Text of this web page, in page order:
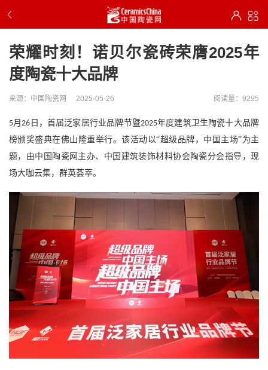
荣耀时刻！诺贝尔瓷砖荣膺2025年
度陶瓷十大品牌
来源：中国陶瓷网 2025-05-26 阅读量：9295
5月26 日，首届泛家居行业品牌节暨2025年度建筑卫生陶瓷十大品牌
榜颁奖盛典在佛山隆重举行。该活动以“超级品牌，中国主场”为主
题， 由中国陶瓷网主办、中国建筑装饰材料协会陶瓷分会指导 ，现
场大咖云集，群英荟萃。